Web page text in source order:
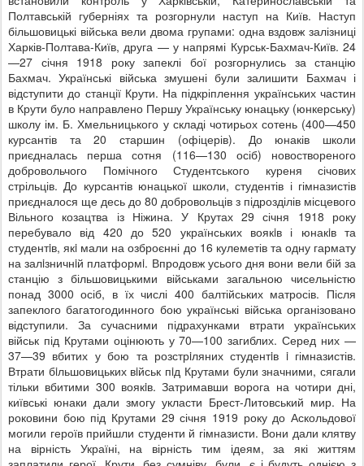
Полтавській губерніях та розгорнули наступ на Київ. Наступ
більшовицькі війська вели двома групами: одна вздовж залізниці
Харків-Полтава-Київ, друга — у напрямі Курськ-Бахмач-Київ. 24
—27 січня 1918 року запеклі бої розгорнулись за станцію
Бахмач. Українські війська змушені були залишити Бахмач і
відступити до станції Крути. На підкріплення українських частин
в Крути було направлено Першу Українську юнацьку (юнкерську)
школу ім. Б. Хмельницького у складі чотирьох сотень (400—450
курсантів та 20 старшин (офіцерів). До юнаків школи
приєдналась перша сотня (116—130 осіб) новоствореного
добровольчого Помічного Студентського куреня січових
стрільців. До курсантів юнацької школи, студентів і гімназистів
приєдналося ще десь до 80 добровольців з підрозділів місцевого
Вільного козацтва із Ніжина. У Крутах 29 січня 1918 року
перебувало від 420 до 520 українських воякiв і юнакiв та
студентiв, якi мали на озброєнні до 16 кулеметів та одну гармату
на залiзничнiй платформi. Впродовж усього дня вони вели бій за
станцію з більшовицькими військами загальною чисельністю
понад 3000 осіб, в їх числі 400 балтійських матросів. Після
запеклого багатогодинного бою українські війська організовано
відступили. За сучасними підрахунками втрати українських
військ під Крутами оцінюють у 70—100 загиблих. Серед них —
37—39 вбитих у бою та розстрiляних студентiв i гімназистів.
Втрати бiльшовицьких вiйськ пiд Крутами були значними, сягали
тільки вбитими 300 воякiв. Затримавши ворога на чотири дні,
київські юнаки дали змогу укласти Брест-Литовський мир. На
роковини бою під Крутами 29 січня 1919 року до Аскольдової
могили героїв прийшли студенти й гімназисти. Вони дали клятву
на вірність Україні, на вірність тим ідеям, за які життям